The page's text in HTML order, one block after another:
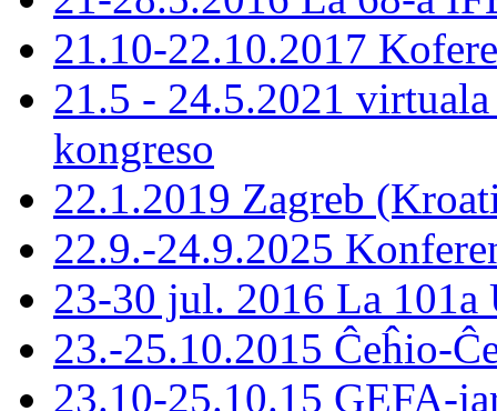
21.10-22.10.2017
21.5 - 24.5.2021
kongreso
22.1.2019 Zagreb
22.9.-24.9.2025
23-30 jul. 2016 La
23.-25.10.2015 Ĉeĥio-
23.10-25.10.15 GEFA-